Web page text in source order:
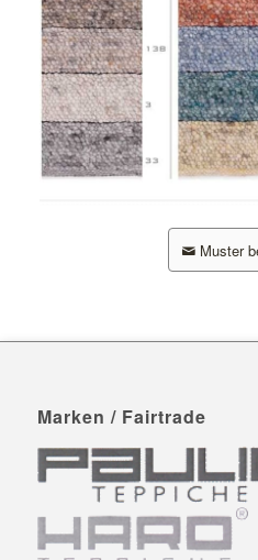
Muster
Marken / Fairtrade